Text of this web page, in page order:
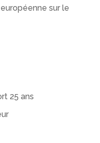
sur le
25 ans